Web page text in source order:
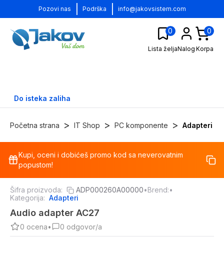
Pozovi nas Podrška info@jakovsistem.com
0
Lista željaNalog
0
Korpa
Do isteka zaliha
Početna strana > IT Shop > PC komponente > Adapteri
%
Kupi, oceni i dobićeš promo kod sa neverovatnim
popustom!
Šifra proizvoda: ADP000260A00000•Brend:•
Kategorija: Adapteri
Audio adapter AC27
0 ocena• 0 odgovor/a